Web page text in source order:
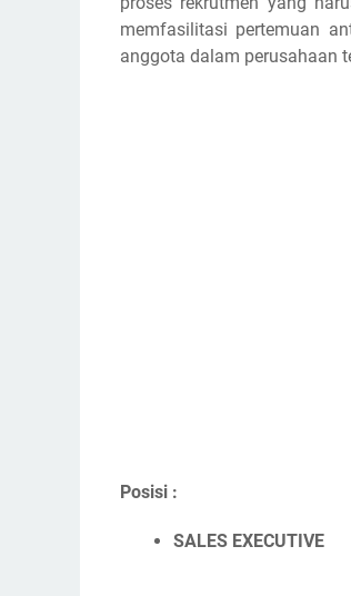
memfasilitasi pertemuan
anggota dalam perusahaan
Posisi :
SALES EXECUTIVE